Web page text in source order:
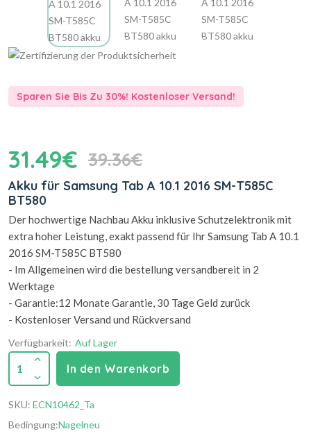
Sparen Sie Bis Zu 30%! Kostenloser Versand!
31.49€ 39.36€
Akku für Samsung Tab A 10.1 2016 SM-T585C
BT580
Der hochwertige Nachbau Akku inklusive Schutzelektronik mit
extra hoher Leistung, exakt passend für Ihr Samsung Tab A 10.1
2016 SM-T585C BT580
- Im Allgemeinen wird die bestellung versandbereit in 2
Werktage
- Garantie:12 Monate Garantie, 30 Tage Geld zurück
- Kostenloser Versand und Rückversand
Verfügbarkeit: Auf Lager
1 In den Warenkorb
SKU: ECN10462_Ta
Bedingung:Nagelneu